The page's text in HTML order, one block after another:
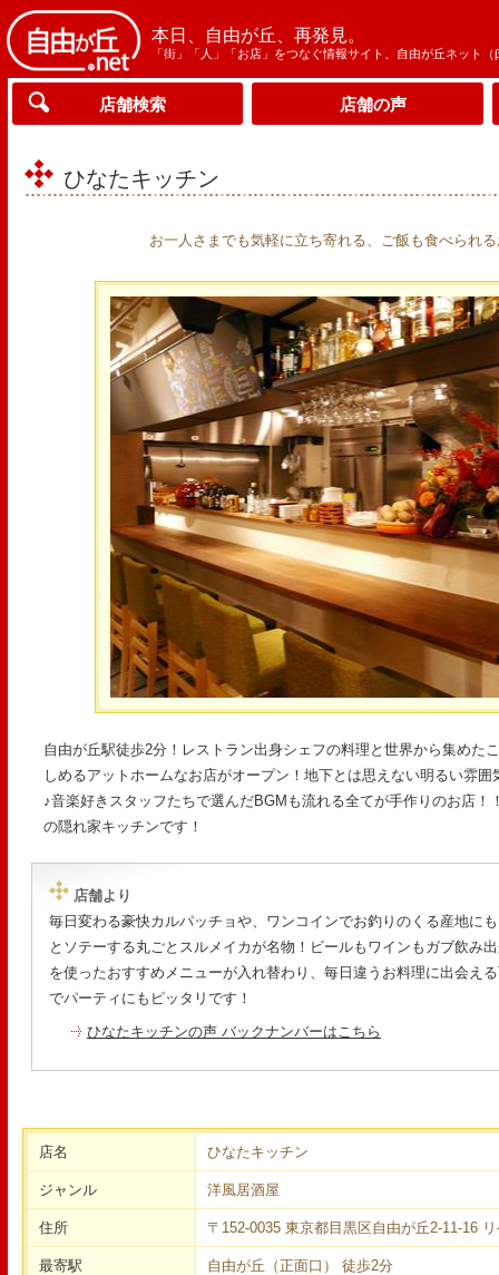
本日、自由が丘、再発見。
「街」「人」「お店」をつなぐ情報サイト、自由が丘ネット（
店舗検索 店舗の声
ひなたキッチン
お一人さまでも気軽に立ち寄れる、ご飯も食べられ
自由が丘駅徒歩2分！レストラン出身シェフの料理と世界から集めた
しめるアットホームなお店がオープン！地下とは思えない明るい雰
♪音楽好きスタッフたちで選んだBGMも流れる全てが手作りのお店！
の隠れ家キッチンです！
店舗より
毎日変わる豪快カルパッチョや、ワンコインでお釣りのくる産地に
とソテーする丸ごとスルメイカが名物！ビールもワインもガブ飲み
を使ったおすすめメニューが入れ替わり、毎日違うお料理に出会え
でパーティにもピッタリです！
ひなたキッチンの声 バックナンバーはこちら
店名 ひなたキッチン
ジャンル 洋風居酒屋
住所 〒152-0035 東京都目黒区自由が丘2-11-16
最寄駅 自由が丘（正面口） 徒歩2分